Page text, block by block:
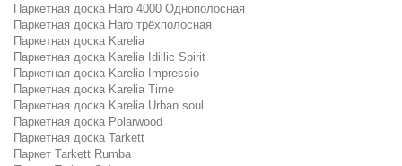
Паркетная доска Haro 4000 Однополосная
Паркетная доска Haro трёхполосная
Паркетная доска Karelia
Паркетная доска Karelia Idillic Spirit
Паркетная доска Karelia Impressio
Паркетная доска Karelia Time
Паркетная доска Karelia Urban soul
Паркетная доска Polarwood
Паркетная доска Tarkett
Паркет Tarkett Rumba